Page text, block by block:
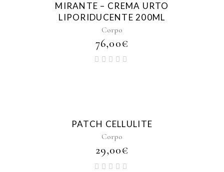
MIRANTE – CREMA URTO
LIPORIDUCENTE 200ML
Corpo
76,00€
PATCH CELLULITE
Corpo
29,00€